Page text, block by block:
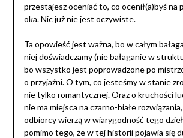
przestajesz oceniać to, co ocenił(a)byś na
oka. Nic już nie jest oczywiste.
Ta opowieść jest ważna, bo w całym
niej doświadczamy (nie bałaganie w
bo wszystko jest poprowadzone po
o przyjaźni. O tym, co jesteśmy w stanie
nie tylko romantycznej. Oraz o kruchości
nie ma miejsca na czarno-białe
odbiorcy wierzą w wiarygodność tego
pomimo tego, że w tej historii pojawia się